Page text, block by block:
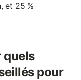
et 25 %
quels
pour